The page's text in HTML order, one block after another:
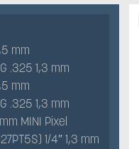
mm
.325 1,3 mm
mm
.325 1,3 mm
MINI Pixel
1/4″ 1,3 mm